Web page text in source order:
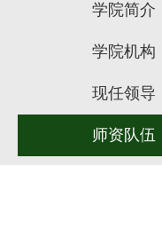
学院简介
学院机构
现任领导
师资队伍